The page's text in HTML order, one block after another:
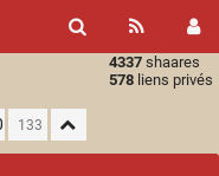
4337 shaares
578 liens privés